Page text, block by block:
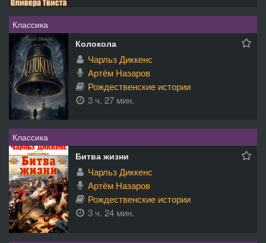
Классика
Колокола
Чарльз Диккенс
Артём Назаров
Рождественские истории
3 ч. 27 мин.
Классика
Битва жизни
Чарльз Диккенс
Артём Назаров
Рождественские истории
3 ч. 24 мин.